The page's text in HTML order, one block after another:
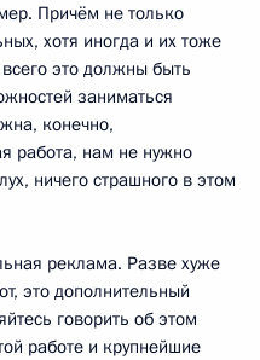
Причём не только
хотя иногда и их тоже
это должны быть
заниматься
конечно,
работа, нам не нужно
ничего страшного в этом
реклама. Разве хуже
это дополнительный
говорить об этом
работе и крупнейшие